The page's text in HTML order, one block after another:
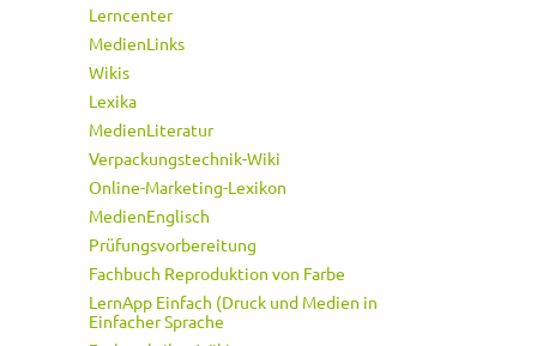
Lerncenter
MedienLinks
Wikis
Lexika
MedienLiteratur
Verpackungstechnik-Wiki
Online-Marketing-Lexikon
MedienEnglisch
Prüfungsvorbereitung
Fachbuch Reproduktion von Farbe
LernApp Einfach (Druck und Medien in
Einfacher Sprache